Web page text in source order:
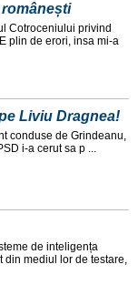
Cotroceniului privind
plin de erori, insa mi-a
Liviu Dragnea!
conduse de Grindeanu,
i-a cerut sa p ...
de inteligența
din mediul lor de testare,